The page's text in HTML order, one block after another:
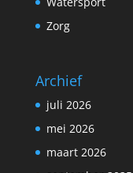
Zorg
Archief
juli 2026
mei 2026
maart 2026